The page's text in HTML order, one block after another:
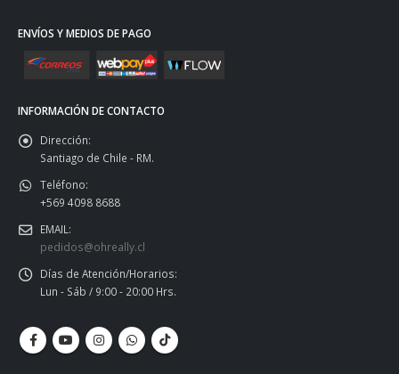
ENVÍOS Y MEDIOS DE PAGO
INFORMACIÓN DE CONTACTO
Dirección:
Santiago de Chile - RM.
Teléfono:
+569 4098 8688
EMAIL:
pedidos@ohreally.cl
Días de Atención/Horarios:
Lun - Sáb / 9:00 - 20:00 Hrs.